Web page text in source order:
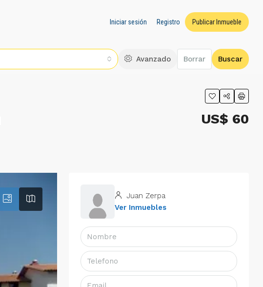
Iniciar sesión Registro Publicar Inmueble
Avanzado Borrar Buscar
US$ 60
Juan Zerpa
Ver Inmuebles